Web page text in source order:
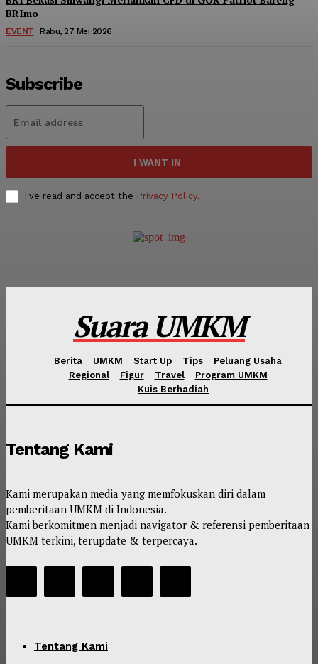
BRImo
EVENT Rabu, 27 Mei 2026
Subscribe
I WANT IN
I've read and accept the Privacy Policy.
Suara UMKM
Berita UMKM Start Up Tips
Peluang Usaha
Regional
Figur Travel
Program UMKM
Kuis Berhadiah
Tentang Kami
Kami merupakan media yang memfokuskan diri dalam
pemberitaan UMKM di Indonesia.
Kami berkomitmen menjadi navigator & referensi pemberitaan
UMKM terkini, terupdate & terpercaya.
Tentang Kami